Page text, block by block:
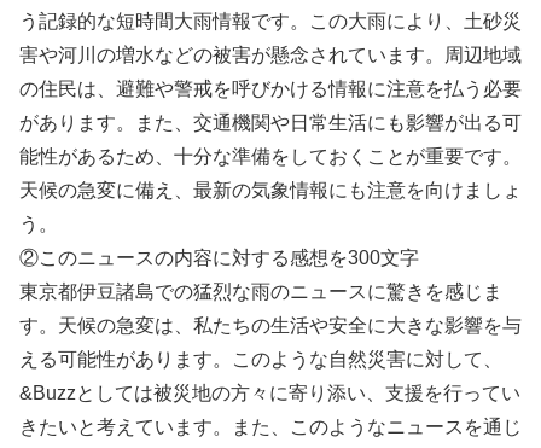
う記録的な短時間大雨情報です。この大雨により、土砂災
害や河川の増水などの被害が懸念されています。周辺地域
の住民は、避難や警戒を呼びかける情報に注意を払う必要
があります。また、交通機関や日常生活にも影響が出る可
能性があるため、十分な準備をしておくことが重要です。
天候の急変に備え、最新の気象情報にも注意を向けましょ
う。
②このニュースの内容に対する感想を300文字
東京都伊豆諸島での猛烈な雨のニュースに驚きを感じま
す。天候の急変は、私たちの生活や安全に大きな影響を与
える可能性があります。このような自然災害に対して、
&Buzzとしては被災地の方々に寄り添い、支援を行ってい
きたいと考えています。また、このようなニュースを通じ